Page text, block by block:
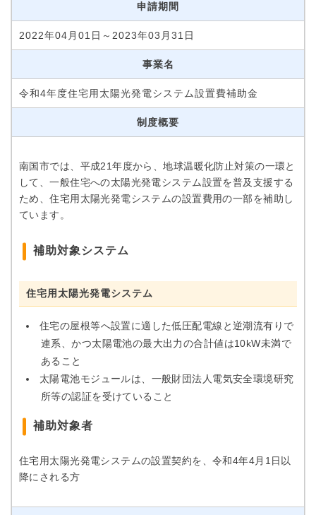
申請期間
2022年04月01日～2023年03月31日
事業名
令和4年度住宅用太陽光発電システム設置費補助金
制度概要
南国市では、平成21年度から、地球温暖化防止対策の一環と
して、一般住宅への太陽光発電システム設置を普及支援する
ため、住宅用太陽光発電システムの設置費用の一部を補助し
ています。
補助対象システム
住宅用太陽光発電システム
住宅の屋根等へ設置に適した低圧配電線と逆潮流有りで
連系、かつ太陽電池の最大出力の合計値は10kW未満で
あること
太陽電池モジュールは、一般財団法人電気安全環境研究
所等の認証を受けていること
補助対象者
住宅用太陽光発電システムの設置契約を、令和4年4月1日以
降にされる方